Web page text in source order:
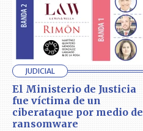
JUDICIAL
El Ministerio de Justicia
fue víctima de un
ciberataque por medio de
ransomware